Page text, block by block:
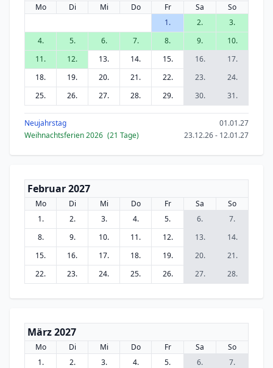
Mo Di Mi Do Fr Sa
So
1.
2.
3.
4.
5. 6. 7. 8. 9.
10.
11.
12. 13. 14. 15. 16.
17.
18.
19. 20. 21. 22. 23.
24.
25.
26. 27. 28. 29. 30. 31.
Neujahrstag
01.01.27
Weihnachtsferien 2026 (21 Tage) 23.12.26 - 12.01.27
Februar 2027
Mo Di Mi Do Fr Sa
So
1.
2. 3. 4. 5. 6.
7.
8.
9. 10. 11. 12. 13.
14.
15.
16. 17. 18. 19. 20.
21.
22.
23. 24. 25. 26. 27. 28.
März 2027
Mo Di Mi Do Fr Sa
So
1.
2. 3. 4. 5. 6.
7.